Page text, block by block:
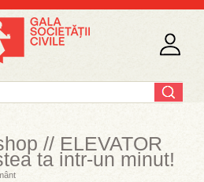
// ELEVATOR
ta intr-un minut!